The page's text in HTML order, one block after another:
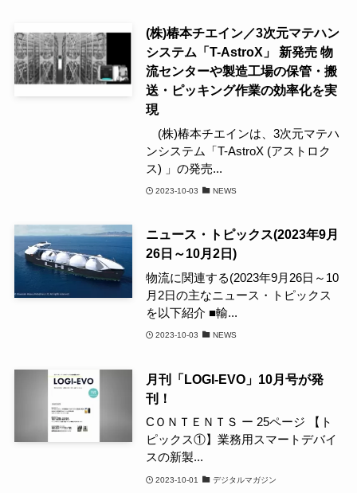
(株)椿本チエイン／3次元マテハン
システム「T-AstroX」 新発売 物
流センターや製造工場の保管・搬
送・ピッキング作業の効率化を実
現
(株)椿本チエインは、3次元マテハ
ンシステム「T-AstroX (アストロク
ス) 」の発売...
2023-10-03 NEWS
ニュース・トピックス(2023年9月
26日～10月2日)
物流に関連する(2023年9月26日～10
月2日の主なニュース・トピックス
を以下紹介 ■輸...
2023-10-03 NEWS
月刊「LOGI-EVO」10月号が発
刊！
CＯＮＴＥＮＴＳ ー 25ページ 【ト
ピックス①】業務用スマートデバイ
スの新製...
2023-10-01 デジタルマガジン